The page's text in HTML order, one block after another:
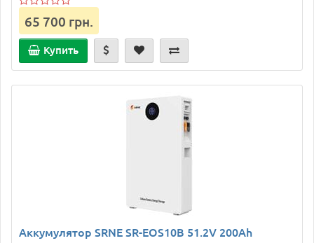
65 700 грн.
Купить
Аккумулятор SRNE SR-EOS10B 51.2V 200Ah